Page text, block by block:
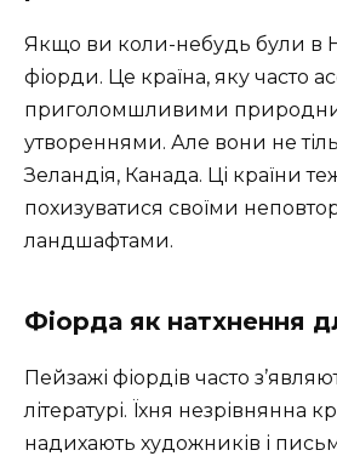
Якщо ви коли-небудь були в
фіорди. Це країна, яку часто
приголомшливими
утвореннями. Але вони не
Зеландія, Канада. Ці країни
похизуватися своїми
ландшафтами.
Фіорда як натхнення
Пейзажі фіордів часто
літературі. Їхня незрівнянна
надихають художників і